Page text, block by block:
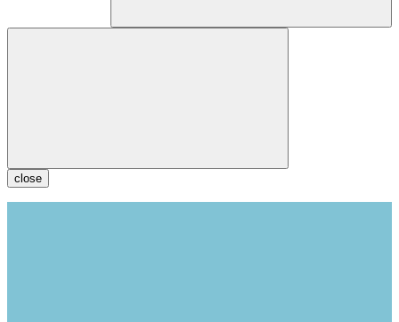
close